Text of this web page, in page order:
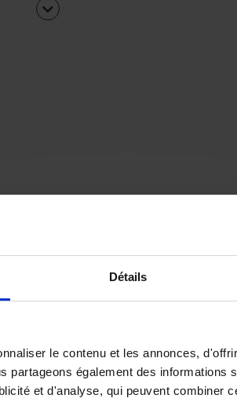
Détails
le contenu et les annonces,
partageons également des informations
et d'analyse, qui peuvent combiner
Une
Vous